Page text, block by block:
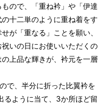
ので、「重ね衿」や「伊達
十二単のように重ね着をす
が「重なる」ことを願い、
いの日にお使いいただくの
上品な輝きが、衿元を一層
で、半分に折った比翼衿を
るように当て、3か所ほど留